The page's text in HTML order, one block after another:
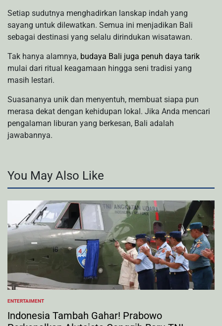
Setiap sudutnya menghadirkan lanskap indah yang
sayang untuk dilewatkan. Semua ini menjadikan Bali
sebagai destinasi yang selalu dirindukan wisatawan.
Tak hanya alamnya, budaya Bali juga penuh daya tarik
mulai dari ritual keagamaan hingga seni tradisi yang
masih lestari.
Suasananya unik dan menyentuh, membuat siapa pun
merasa dekat dengan kehidupan lokal. Jika Anda mencari
pengalaman liburan yang berkesan, Bali adalah
jawabannya.
You May Also Like
POSTED
IN
ENTERTAIMENT
Indonesia Tambah Gahar! Prabowo